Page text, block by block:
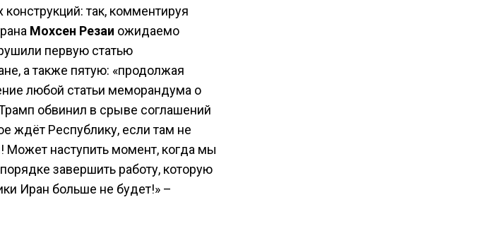
так, комментируя
Мохсен Резаи ожидаемо
первую статью
а также пятую: «продолжая
любой статьи меморандума о
обвинил в срыве соглашений
ждёт Республику, если там не
Может наступить момент, когда мы
завершить работу, которую
Иран больше не будет!» –